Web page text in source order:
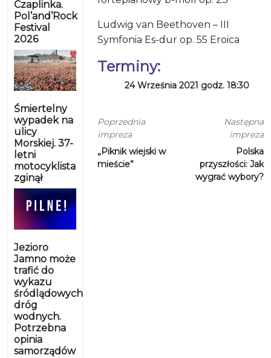
Czaplinka.
Pol’and’Rock
Festival
2026
Śmiertelny
wypadek na
ulicy
Morskiej. 37-
letni
motocyklista
zginął
Jezioro
Jamno może
trafić do
wykazu
śródlądowych
dróg
wodnych.
Potrzebna
opinia
samorządów
Ludwig van Beethoven – III
Symfonia Es-dur op. 55 Eroica
Terminy:
24 Września 2021 godz. 18:30
Poprzednia
impreza
„Piknik wiejski w
mieście”
Następna
impreza
Polska
przyszłości: Jak
wygrać wybory?